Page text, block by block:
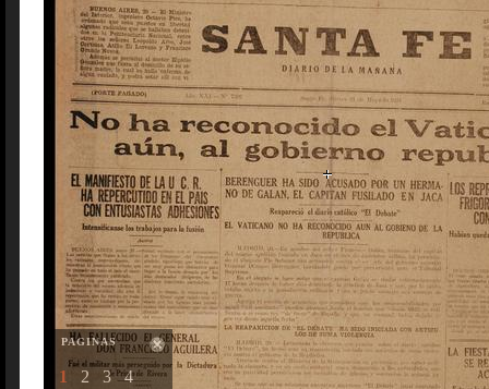
PAGINAS
1 2 3 4